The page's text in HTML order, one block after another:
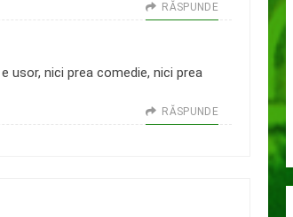
RĂSPUNDE
usor, nici prea comedie, nici prea
RĂSPUNDE